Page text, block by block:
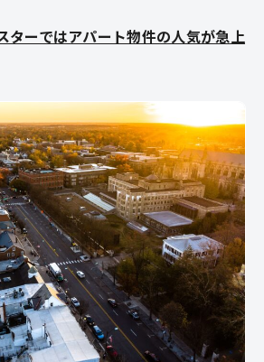
ターではアパート物件の人気が急上